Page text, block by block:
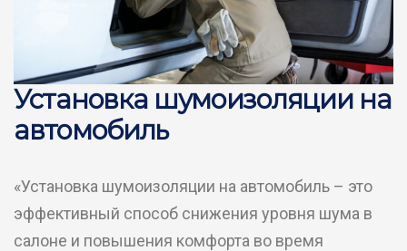
Установка шумоизоляции на
автомобиль
«Установка шумоизоляции на автомобиль – это
эффективный способ снижения уровня шума в
салоне и повышения комфорта во время